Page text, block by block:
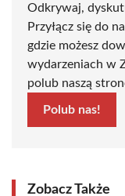
Odkrywaj,
Przyłącz się do
gdzie możesz
wydarzeniach w
polub naszą
Polub nas!
Zobacz Także